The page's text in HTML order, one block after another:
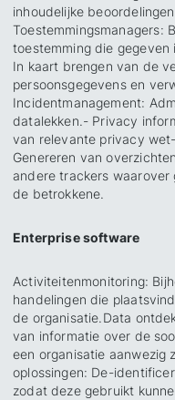
inhoudelijke
Toestemmingsmanagers:
toestemming die gegeven
In kaart brengen van de
persoonsgegevens en
Incidentmanagement:
datalekken.- Privacy
van relevante privacy
Genereren van
andere trackers
de betrokkene.
Enterprise software
Activiteitenmonitoring:
handelingen die
de organisatie. Data
van informatie over de
een organisatie aanwezig
oplossingen: De-
zodat deze gebruikt